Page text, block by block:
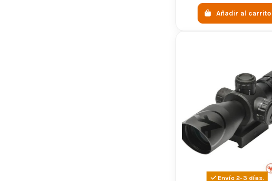
Añadir al carrito
Envío 2-3 días.